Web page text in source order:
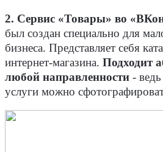
2. Сервис «Товары» во
был создан специально для
бизнеса. Представляет себя
интернет-магазина. Подходит
любой направленности -
услуги можно